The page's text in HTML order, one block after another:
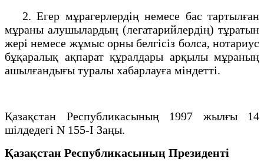
2. Егер мұрагерлердiң немесе бас тартылған
мұраны алушылардың (легатарийлердің) тұратын
жерi немесе жұмыс орны белгiсiз болса, нотариус
бұқаралық ақпарат құралдары арқылы мұраның
ашылғандығы туралы хабарлауға міндетті.
Қазақстан Республикасының 1997 жылғы 14
шiлдедегі N 155-I Заңы.
Қазақстан Республикасының Президенті